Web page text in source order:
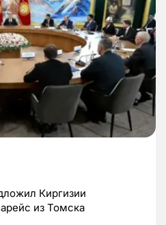
Киргизии
из Томска